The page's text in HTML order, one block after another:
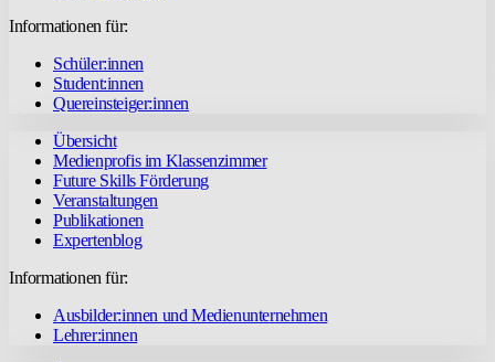
Informationen für:
Schüler:innen
Student:innen
Quereinsteiger:innen
Übersicht
Medienprofis im Klassenzimmer
Future Skills Förderung
Veranstaltungen
Publikationen
Expertenblog
Informationen für:
Ausbilder:innen und Medienunternehmen
Lehrer:innen